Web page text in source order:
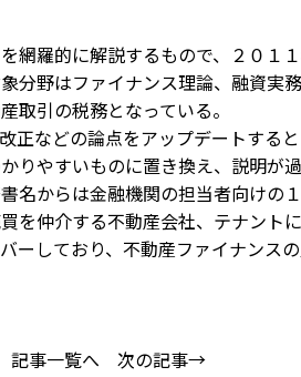
網羅的に解説するもので、２０１
分野はファイナンス理論、融資実
取引の税務となっている。
正などの論点をアップデートする
りやすいものに置き換え、説明が
名からは金融機関の担当者向けの
を仲介する不動産会社、テナント
ーしており、不動産ファイナンス
記事一覧へ 次の記事→